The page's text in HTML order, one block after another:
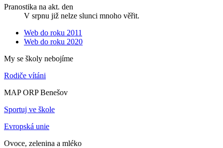
Pranostika na akt. den
V srpnu již nelze slunci mnoho věřit.
Web do roku 2011
Web do roku 2020
My se školy nebojíme
Rodiče vítáni
MAP ORP Benešov
Sportuj ve škole
Evropská unie
Ovoce, zelenina a mléko